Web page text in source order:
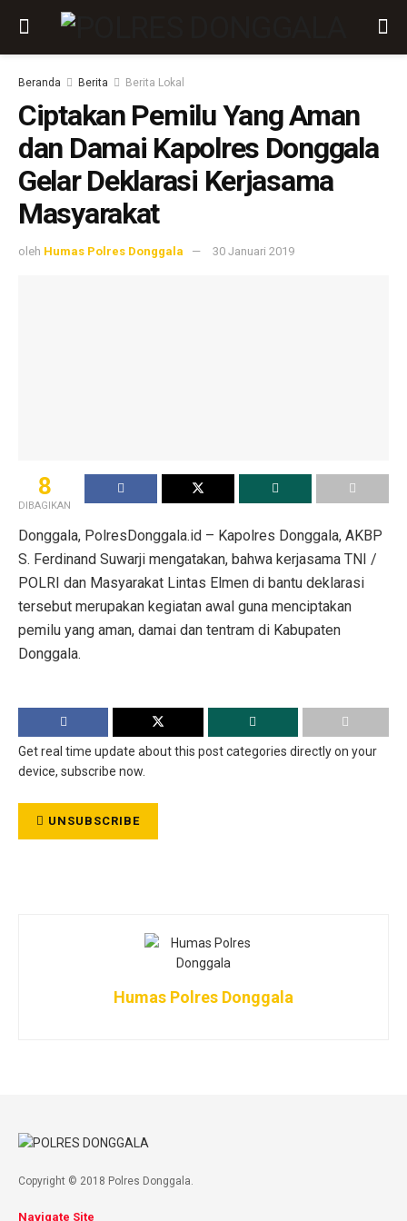
Beranda Berita Berita Lokal
Ciptakan Pemilu Yang Aman
dan Damai Kapolres Donggala
Gelar Deklarasi Kerjasama
Masyarakat
oleh Humas Polres Donggala 30 Januari 2019
8
DIBAGIKAN
Donggala, PolresDonggala.id – Kapolres Donggala, AKBP
S. Ferdinand Suwarji mengatakan, bahwa kerjasama TNI /
POLRI dan Masyarakat Lintas Elmen di bantu deklarasi
tersebut merupakan kegiatan awal guna menciptakan
pemilu yang aman, damai dan tentram di Kabupaten
Donggala.
Get real time update about this post categories directly on your
device, subscribe now.
UNSUBSCRIBE
Humas Polres Donggala
Copyright © 2018 Polres Donggala.
Navigate Site